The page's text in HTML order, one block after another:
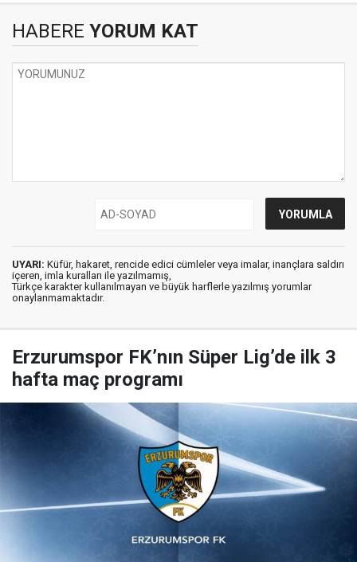
HABERE YORUM KAT
UYARI: Küfür, hakaret, rencide edici cümleler veya imalar, inançlara saldırı
içeren, imla kuralları ile yazılmamış,
Türkçe karakter kullanılmayan ve büyük harflerle yazılmış yorumlar
onaylanmamaktadır.
Erzurumspor FK’nın Süper Lig’de ilk 3
hafta maç programı